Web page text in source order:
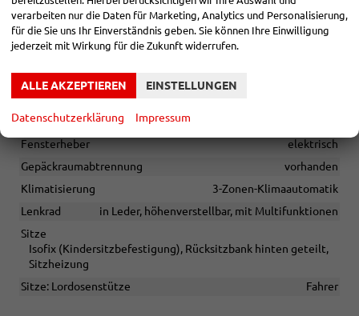
Sonstiges
Irrtümer vorbehalten
INNEN
Armlehnen
Fensterheber
elektrisch
Gepäckraumabtrennung
vorhanden
Klimatisierung
3-Zonen-Klimaautomatik
Lenkrad
in Leder, höhenverstellbar, mit Multifunktionen
Sitze
Isofix (Kindersitzbefestigung), Rücksitzbank hinten geteilt,
Sitzheizung
Sitze: Lordosenstütze
Fahrer
verarbeiten nur die Daten für Marketing, Analytics und Personalisierung,
für die Sie uns Ihr Einverständnis geben. Sie können Ihre Einwilligung
jederzeit mit Wirkung für die Zukunft widerrufen.
ALLE AKZEPTIEREN EINSTELLUNGEN
Datenschutzerklärung Impressum